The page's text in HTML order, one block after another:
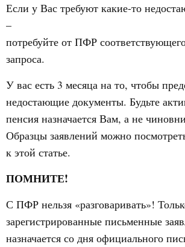
Если у Вас требуют какие-то
–
потребуйте от ПФР
запроса.
У вас есть 3 месяца на то, чтобы
недостающие документы. Будьте
пенсия назначается Вам, а не
Образцы заявлений можно
к этой статье.
ПОМНИТЕ!
С ПФР нельзя «разговаривать»!
зарегистрированные письменные
назначается со дня официального